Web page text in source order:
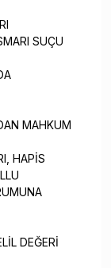
SUÇU
MAHKUM
HAPİS
DEĞERİ